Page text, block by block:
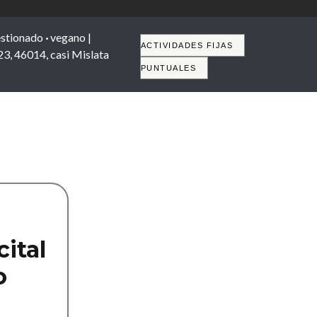
·vegano |
46014, casi Mislata
Tabs
ACTIVIDADES FIJAS
PUNTUALES